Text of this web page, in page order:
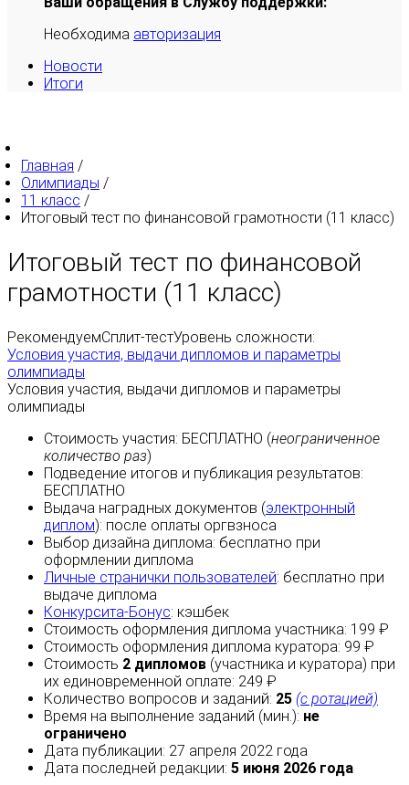
Необходима авторизация
Новости
Итоги
Главная /
Олимпиады /
11 класс /
Итоговый тест по финансовой грамотности (11 класс)
Итоговый тест по финансовой
грамотности (11 класс)
РекомендуемСплит-тестУровень сложности:
Условия участия, выдачи дипломов и параметры
олимпиады
Условия участия, выдачи дипломов и параметры
олимпиады
Стоимость участия: БЕСПЛАТНО (неограниченное
количество раз)
Подведение итогов и публикация результатов:
БЕСПЛАТНО
Выдача наградных документов (электронный
диплом): после оплаты оргвзноса
Выбор дизайна диплома: бесплатно при
оформлении диплома
Личные странички пользователей: бесплатно при
выдаче диплома
Конкурсита-Бонус: кэшбек
Стоимость оформления диплома участника: 199 ₽
Стоимость оформления диплома куратора: 99 ₽
Стоимость 2 дипломов (участника и куратора) при
их единовременной оплате: 249 ₽
Количество вопросов и заданий: 25 (с ротацией)
Время на выполнение заданий (мин.): не
ограничено
Дата публикации: 27 апреля 2022 года
Дата последней редакции: 5 июня 2026 года